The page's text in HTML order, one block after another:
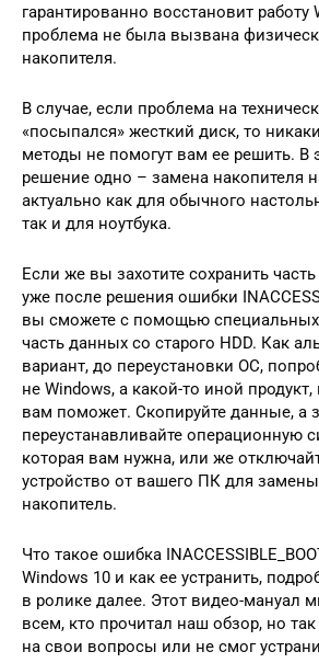
гарантированно восстановит работу
проблема не была вызвана
накопителя.
В случае, если проблема на
«посыпался» жесткий диск, то
методы не помогут вам ее решить. В
решение одно – замена накопителя
актуально как для обычного
так и для ноутбука.
Если же вы захотите сохранить
уже после решения ошибки
вы сможете с помощью
часть данных со старого HDD. Как
вариант, до переустановки ОС,
не Windows, а какой-то иной
вам поможет. Скопируйте данные, а
переустанавливайте операционную
которая вам нужна, или же
устройство от вашего ПК для
накопитель.
Что такое ошибка
Windows 10 и как ее устранить,
в ролике далее. Этот видео-мануал
всем, кто прочитал наш обзор, но
на свои вопросы или не смог